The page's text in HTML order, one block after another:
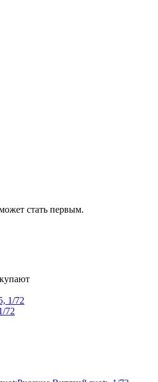
стать первым.
72